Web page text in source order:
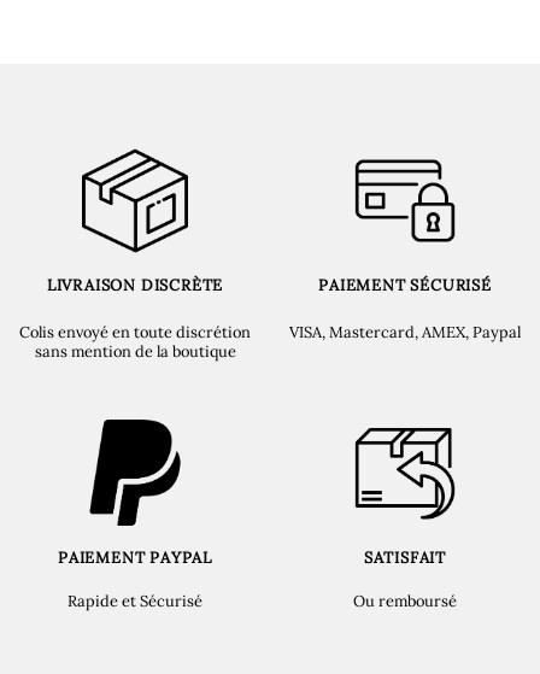
LIVRAISON DISCRÈTE
Colis envoyé en toute discrétion
sans mention de la boutique
PAIEMENT SÉCURISÉ
VISA, Mastercard, AMEX, Paypal
PAIEMENT PAYPAL
Rapide et Sécurisé
SATISFAIT
Ou remboursé